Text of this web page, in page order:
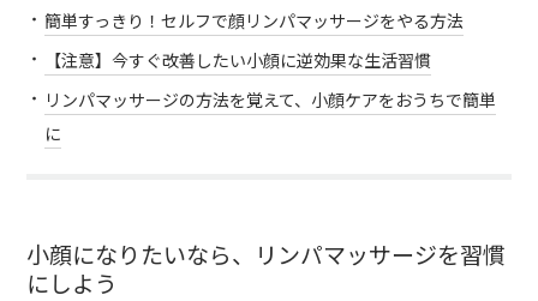
簡単すっきり！セルフで顔リンパマッサージをやる方法
【注意】今すぐ改善したい小顔に逆効果な生活習慣
リンパマッサージの方法を覚えて、小顔ケアをおうちで簡単
に
小顔になりたいなら、リンパマッサージを習慣
にしよう